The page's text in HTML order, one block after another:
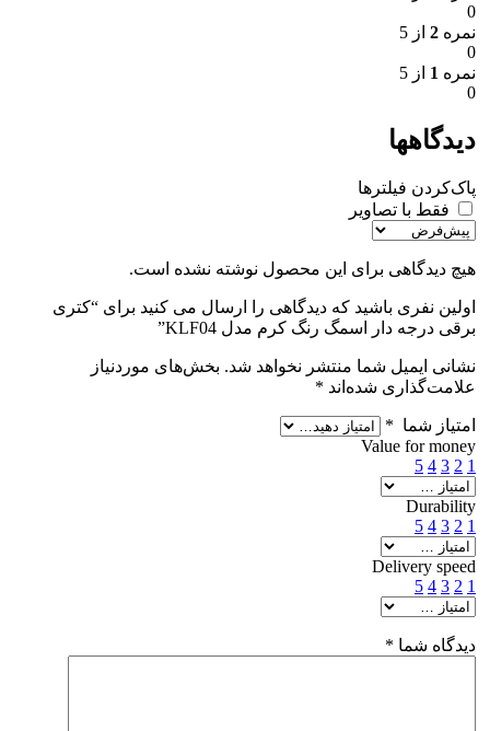
0
نمره 2 از 5
0
نمره 1 از 5
0
دیدگاهها
پاک‌کردن فیلترها
فقط با تصاویر
هیچ دیدگاهی برای این محصول نوشته نشده است.
اولین نفری باشید که دیدگاهی را ارسال می کنید برای “کتری
برقی درجه دار اسمگ رنگ کرم مدل KLF04”
نشانی ایمیل شما منتشر نخواهد شد. بخش‌های موردنیاز
علامت‌گذاری شده‌اند *
امتیاز شما *
Value for money
1
2
3
4
5
Durability
1
2
3
4
5
Delivery speed
1
2
3
4
5
دیدگاه شما *